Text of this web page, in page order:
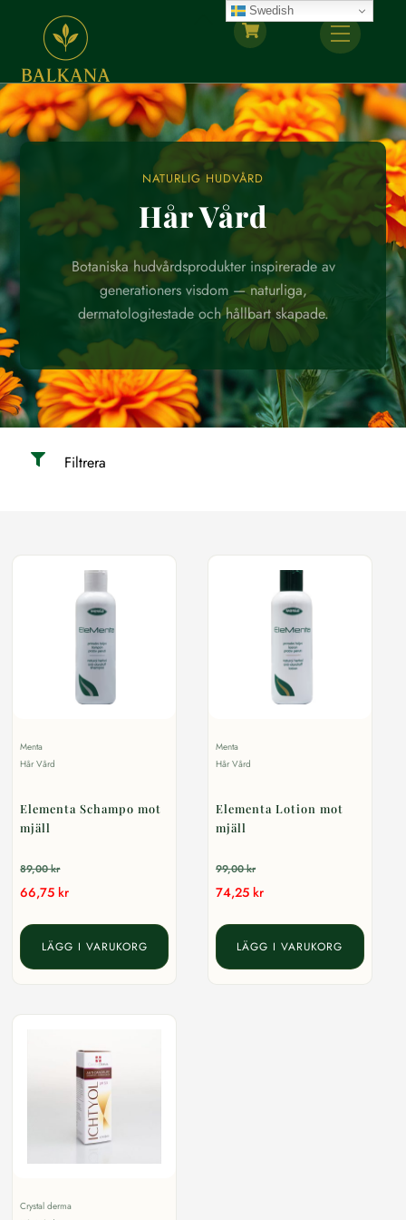
Menu
NATURLIG HUDVÅRD
Hår Vård
Botaniska hudvårdsprodukter inspirerade av
generationers visdom — naturliga,
dermatologitestade och hållbart skapade.
Filtrera
Menta
Hår Vård
Elementa Schampo mot
mjäll
89,00kr
66,75 kr
LÄGG I VARUKORG
Menta
Hår Vård
Elementa Lotion mot
mjäll
99,00kr
74,25 kr
LÄGG I VARUKORG
Crystal derma
Swedish